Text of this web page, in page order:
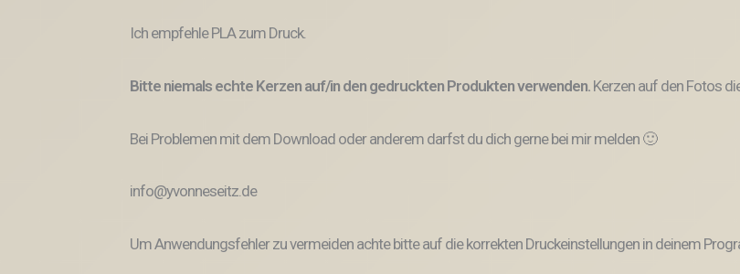
Ich empfehle PLA zum Druck.
Bitte niemals echte Kerzen auf/in den gedruckten Produkten verwenden. Kerzen auf den Fotos
Bei Problemen mit dem Download oder anderem darfst du dich gerne bei mir melden 🙂
info@yvonneseitz.de
Um Anwendungsfehler zu vermeiden achte bitte auf die korrekten Druckeinstellungen in deinem